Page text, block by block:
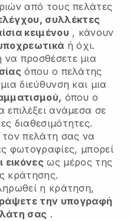
από τους πελάτες
συλλέκτες
κειμένου , κάνουν
ή όχι.
προσθέσετε μια
όπου ο πελάτης
διεύθυνση και μια
όπου ο
επιλέξει ανάμεσα σε
διαθεσιμότητες.
τον πελάτη σας να
φωτογραφίες, μπορεί
εικόνες ως μέρος της
κράτησης.
η κράτηση,
την υπογραφή
σας .